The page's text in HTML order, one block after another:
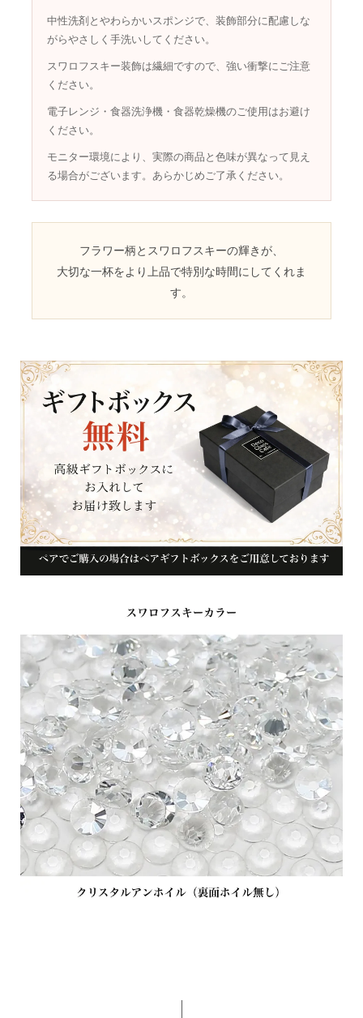
中性洗剤とやわらかいスポンジで、装飾部分に配慮しな
がらやさしく手洗いしてください。
スワロフスキー装飾は繊細ですので、強い衝撃にご注意
ください。
電子レンジ・食器洗浄機・食器乾燥機のご使用はお避け
ください。
モニター環境により、実際の商品と色味が異なって見え
る場合がございます。あらかじめご了承ください。
フラワー柄とスワロフスキーの輝きが、
大切な一杯をより上品で特別な時間にしてくれま
す。